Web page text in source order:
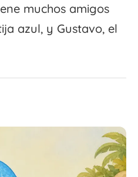
muchos amigos
azul, y Gustavo, el